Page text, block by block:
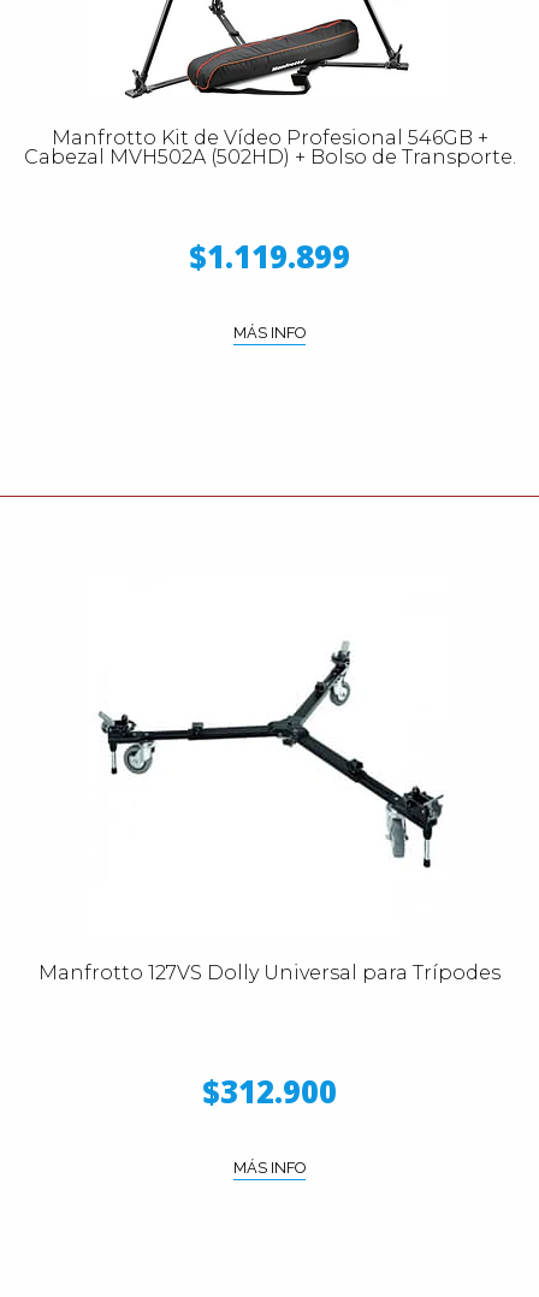
Manfrotto Kit de Vídeo Profesional 546GB +
Cabezal MVH502A (502HD) + Bolso de Transporte.
$1.119.899
MÁS INFO
Manfrotto 127VS Dolly Universal para Trípodes
$312.900
MÁS INFO